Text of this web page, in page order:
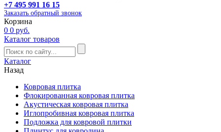
+7 495 991 16 15
Заказать обратный звонок
Корзина
0 0 руб.
Каталог товаров
Каталог
Назад
Ковровая плитка
Флокированная ковровая плитка
Акустическая ковровая плитка
Иглопробивная ковровая плитка
Подложка для ковровой плитки